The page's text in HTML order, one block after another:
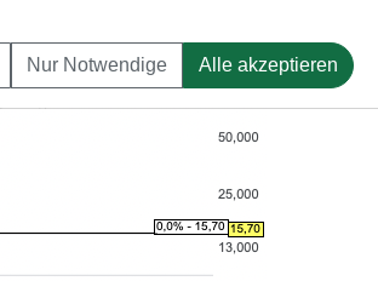
Nur Notwendige Alle akzeptieren